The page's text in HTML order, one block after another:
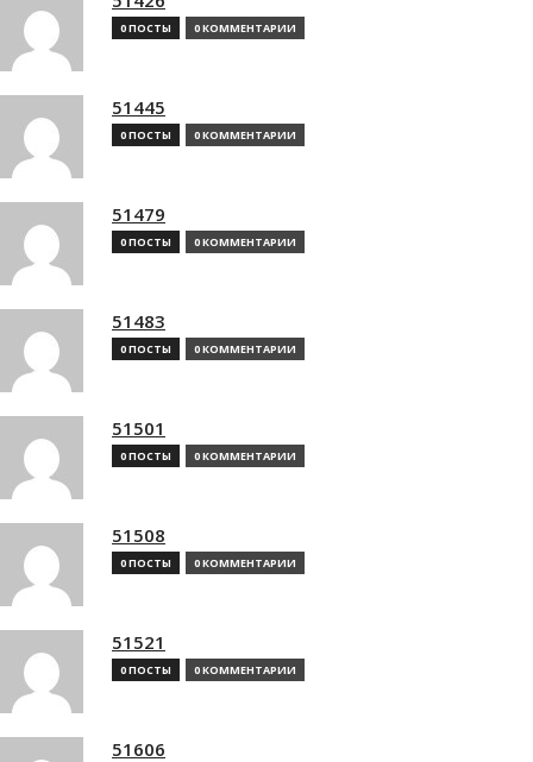
0 ПОСТЫ 0 КОММЕНТАРИИ
51445
0 ПОСТЫ 0 КОММЕНТАРИИ
51479
0 ПОСТЫ 0 КОММЕНТАРИИ
51483
0 ПОСТЫ 0 КОММЕНТАРИИ
51501
0 ПОСТЫ 0 КОММЕНТАРИИ
51508
0 ПОСТЫ 0 КОММЕНТАРИИ
51521
0 ПОСТЫ 0 КОММЕНТАРИИ
51606